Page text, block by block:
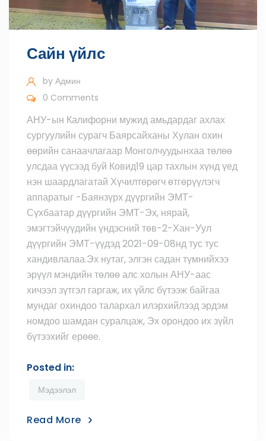
Сайн үйлс
by Админ
0 Comments
АНУ-ын Калифорни мужид амьдардаг ахлах
сургуулийн сурагч Баярсайханы Хулан охин
өөрийн санаачлагаар Монголчуудынхаа төлөө
улсдаа үүсээд буй Ковид19 цар тахлын хүнд үед
нэн шаардлагатай Хүчилтөрөгч өтгөрүүлэгч
аппаратыг -Баянзүрх дүүргийн ЭМТ-
Сүхбаатар дүүргийн ЭМТ-Эх, нярай,
эмэгтэйчүүдийн үндэсний төв-2-Хан-Уул
дүүргийн ЭМТ-үүдэд 2021-09-08нд тус тус
хандивлалаа.Эх нутаг, элгэн садан түмнийхээ
эрүүл мэндийн төлөө алс холын АНУ-аас
хичээл зүтгэл гаргаж, их үйлс бүтээж байгаа
мундаг охиндоо талархал илэрхийлээд эрдэм
номдоо шамдан суралцаж, Эх орондоо их зүйл
бүтээхийг ерөөе.
Posted in:
Мэдээлэл
Read More